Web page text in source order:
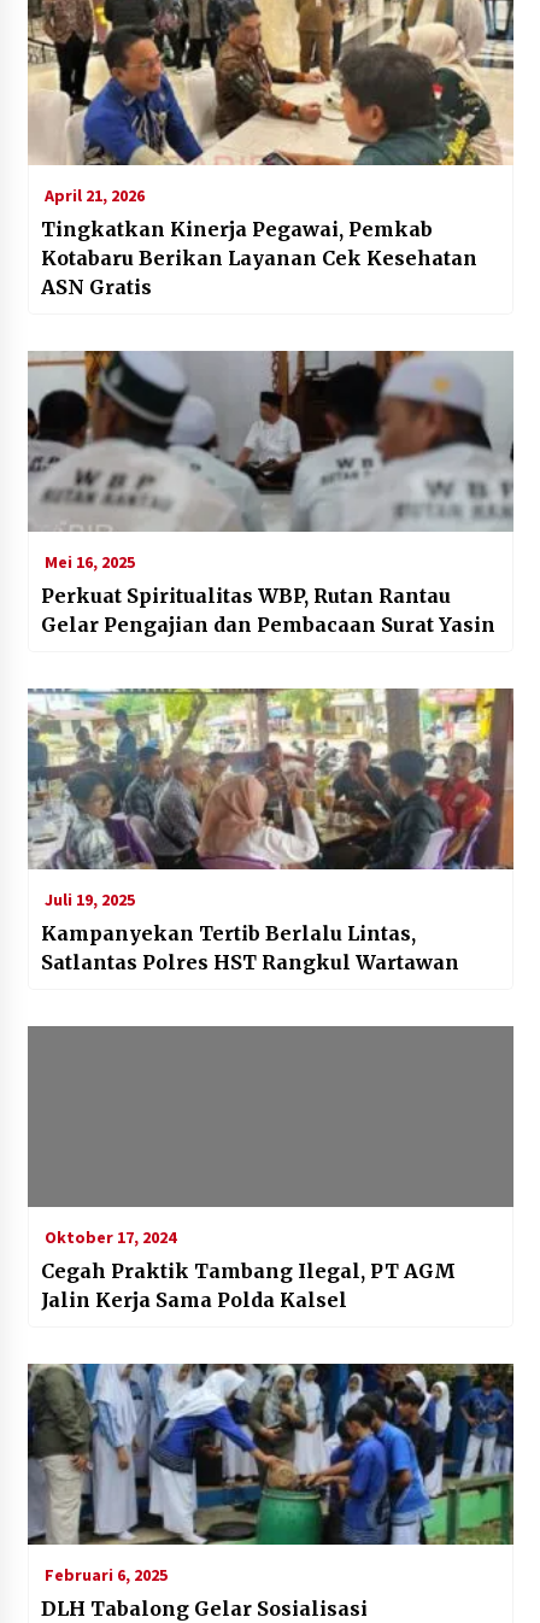
April 21, 2026
Tingkatkan Kinerja Pegawai, Pemkab
Kotabaru Berikan Layanan Cek Kesehatan
ASN Gratis
Mei 16, 2025
Perkuat Spiritualitas WBP, Rutan Rantau
Gelar Pengajian dan Pembacaan Surat Yasin
Juli 19, 2025
Kampanyekan Tertib Berlalu Lintas,
Satlantas Polres HST Rangkul Wartawan
Oktober 17, 2024
Cegah Praktik Tambang Ilegal, PT AGM
Jalin Kerja Sama Polda Kalsel
Februari 6, 2025
DLH Tabalong Gelar Sosialisasi